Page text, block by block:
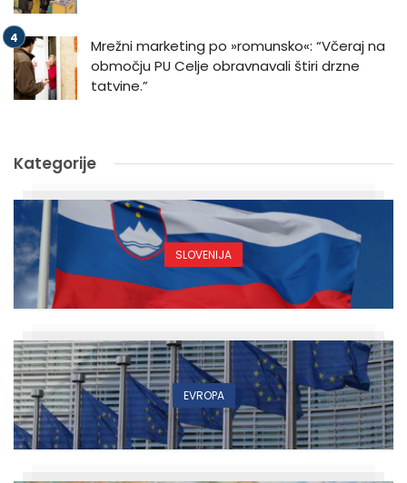
Mrežni marketing po »romunsko«: “Včeraj na
območju PU Celje obravnavali štiri drzne
tatvine.”
Kategorije
SLOVENIJA
EVROPA